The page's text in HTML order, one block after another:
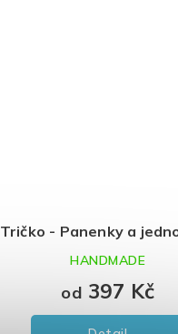
Tričko - Panenky a
od 397 Kč
HANDMADE